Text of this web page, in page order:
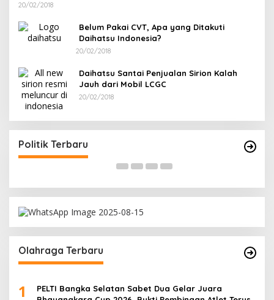
20/02/2018
Belum Pakai CVT, Apa yang Ditakuti
Daihatsu Indonesia?
20/02/2018
Daihatsu Santai Penjualan Sirion Kalah
Jauh dari Mobil LCGC
20/02/2018
Politik Terbaru
PDI Perjuangan Bagikan Takjil
Di Bangka Selatan, Politik
Olahraga Terbaru
1
PELTI Bangka Selatan Sabet Dua Gelar Juara